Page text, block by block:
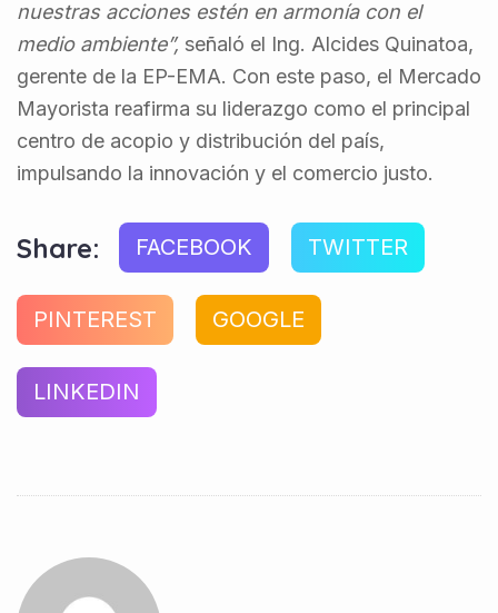
nuestras acciones estén en armonía con el
medio ambiente”, señaló el Ing. Alcides Quinatoa,
gerente de la EP-EMA. Con este paso, el Mercado
Mayorista reafirma su liderazgo como el principal
centro de acopio y distribución del país,
impulsando la innovación y el comercio justo.
Share: FACEBOOK TWITTER
PINTEREST GOOGLE
LINKEDIN